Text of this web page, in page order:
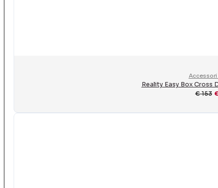
Accessori
Reality Easy Box Cross
€153